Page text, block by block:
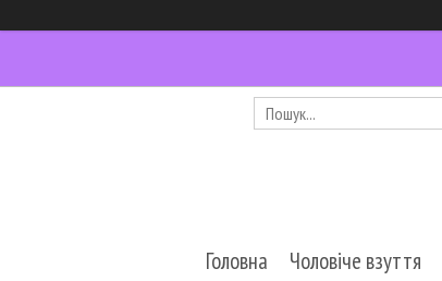
Головна Чоловіче взуття